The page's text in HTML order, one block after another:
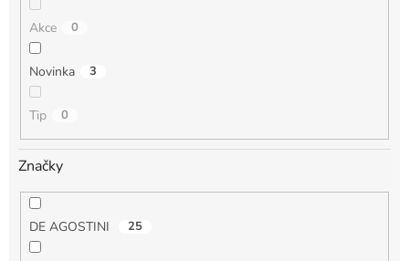
Akce 0
Novinka 3
Tip 0
Značky
DE AGOSTINI 25